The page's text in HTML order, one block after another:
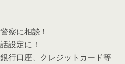
察に相談！
設定に！
行口座、クレジットカード等